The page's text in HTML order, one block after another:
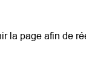
la page afin de